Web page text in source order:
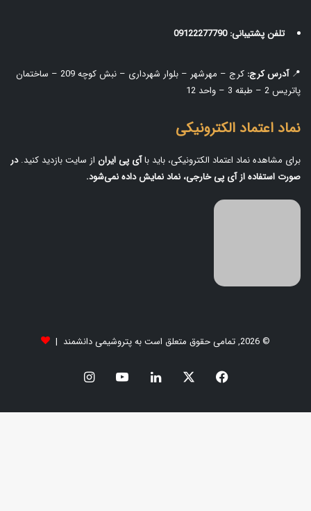
تلفن پشتیبانی: 09122277790
📍آدرس کرج:
کرج – مهرشهر – بلوار شهرداری – نبش کوچه 209 – ساختمان
پاتریس 2 – طبقه 3 – واحد 12
نماد اعتماد الکترونیکی
برای مشاهده نماد اعتماد الکترونیکی، باید باآی‌ پی ایران از سایت بازدید کنید.در
صورت استفاده از آی‌ پی خارجی، نماد نمایش داده نمی‌شود.
© 2026, تمامی حقوق متعلق است به پتروشیمی دانشمند |